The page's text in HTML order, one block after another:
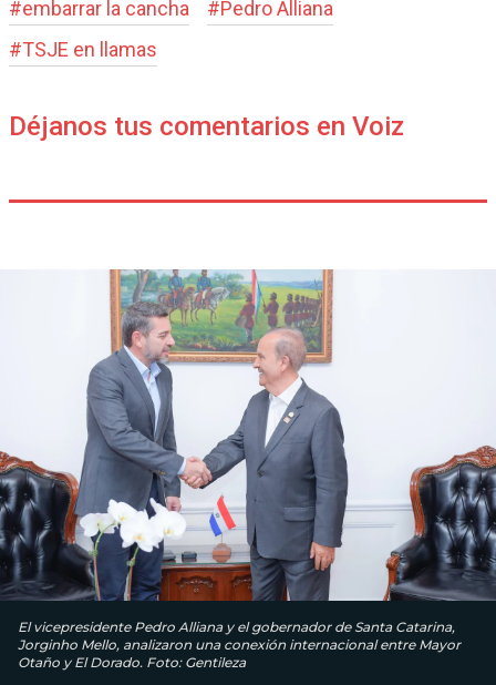
#embarrar la cancha #Pedro Alliana
#TSJE en llamas
Déjanos tus comentarios en Voiz
El vicepresidente Pedro Alliana y el gobernador de Santa Catarina,
Jorginho Mello, analizaron una conexión internacional entre Mayor
Otaño y El Dorado. Foto: Gentileza